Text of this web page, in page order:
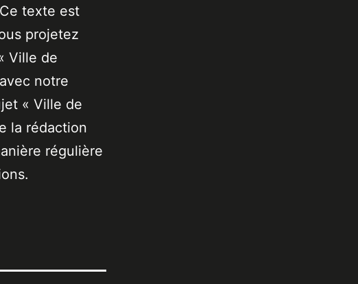
texte est
projetez
Ville de
notre
« Ville de
la rédaction
régulière